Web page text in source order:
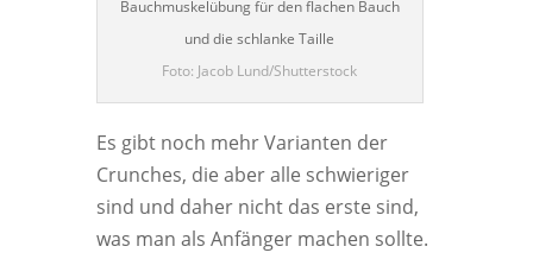
Bauchmuskelübung für den flachen Bauch
und die schlanke Taille
Foto: Jacob Lund/Shutterstock
Es gibt noch mehr Varianten der
Crunches, die aber alle schwieriger
sind und daher nicht das erste sind,
was man als Anfänger machen sollte.